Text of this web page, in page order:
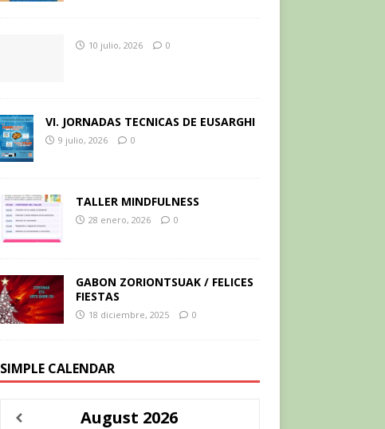
10 julio, 2026 0
VI. JORNADAS TECNICAS DE EUSARGHI
9 julio, 2026 0
TALLER MINDFULNESS
28 enero, 2026 0
GABON ZORIONTSUAK / FELICES
FIESTAS
18 diciembre, 2025 0
SIMPLE CALENDAR
August 2026